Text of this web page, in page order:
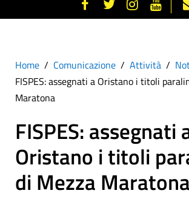
Home Comunicazione Attività
FISPES: assegnati a Oristano i titoli
Maratona
FISPES: assegnati
Oristano i titoli
di Mezza Maratona